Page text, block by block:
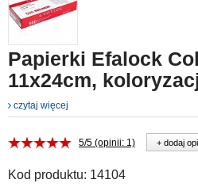
Papierki Efalock
11x24cm,
czytaj więcej
5/5 (opinii: 1) + dodaj
Kod produktu: 14104